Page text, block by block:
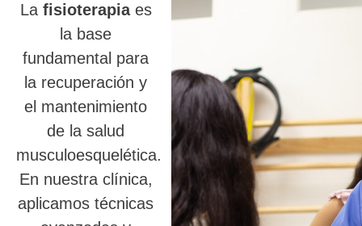
La fisioterapiaes
la base
fundamental para
la recuperación y
el mantenimiento
de la salud
musculoesquelética.
En nuestra clínica,
aplicamos técnicas